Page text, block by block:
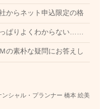
からネット申込限定の格
ぱりよくわからない……
の素朴な疑問にお答えし
ンシャル・プランナー 橋本 絵美